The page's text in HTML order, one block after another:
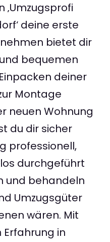
deine erste
bietet dir
bequemen
deiner
Montage
neuen Wohnung
du dir sicher
professionell,
durchgeführt
und behandeln
Umzugsgüter
wären. Mit
in